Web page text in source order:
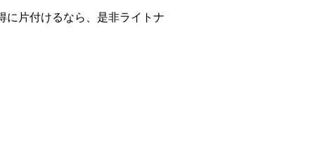
に片付けるなら、是非ライトナ